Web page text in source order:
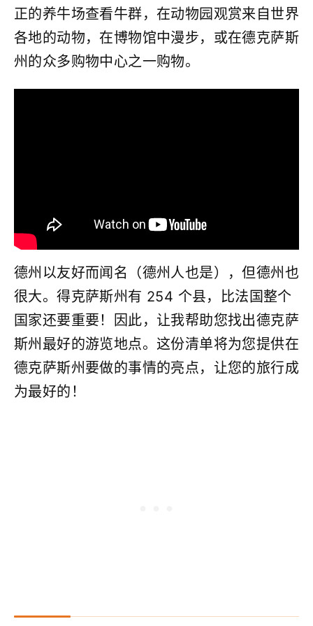
正的养牛场查看牛群，在动物园观赏来自世界
各地的动物，在博物馆中漫步，或在德克萨斯
州的众多购物中心之一购物。
德州以友好而闻名（德州人也是），但德州也
很大。得克萨斯州有 254 个县，比法国整个
国家还要重要！因此，让我帮助您找出德克萨
斯州最好的游览地点。这份清单将为您提供在
德克萨斯州要做的事情的亮点，让您的旅行成
为最好的！